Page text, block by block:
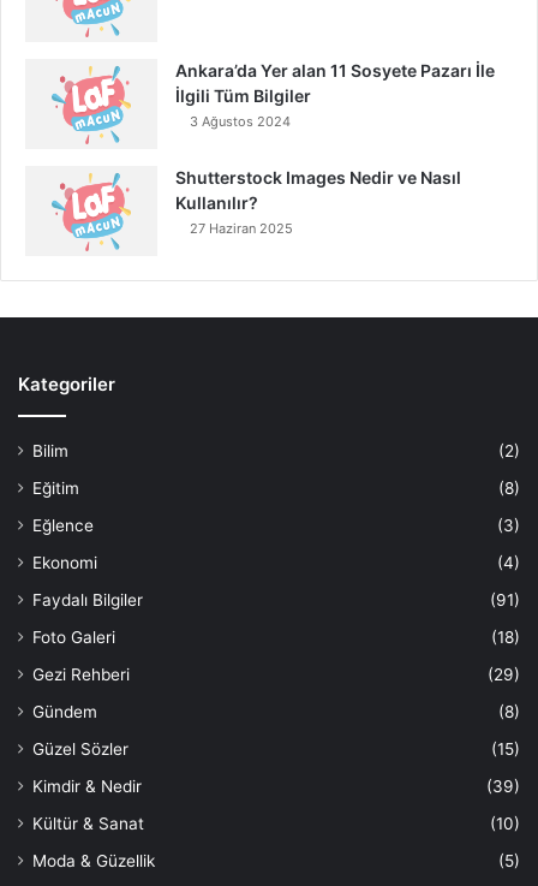
Ankara’da Yer alan 11 Sosyete Pazarı İle
İlgili Tüm Bilgiler
3 Ağustos 2024
Shutterstock Images Nedir ve Nasıl
Kullanılır?
27 Haziran 2025
Kategoriler
Bilim
(2)
Eğitim
(8)
Eğlence
(3)
Ekonomi
(4)
Faydalı Bilgiler
(91)
Foto Galeri
(18)
Gezi Rehberi
(29)
Gündem
(8)
Güzel Sözler
(15)
Kimdir & Nedir
(39)
Kültür & Sanat
(10)
Moda & Güzellik
(5)